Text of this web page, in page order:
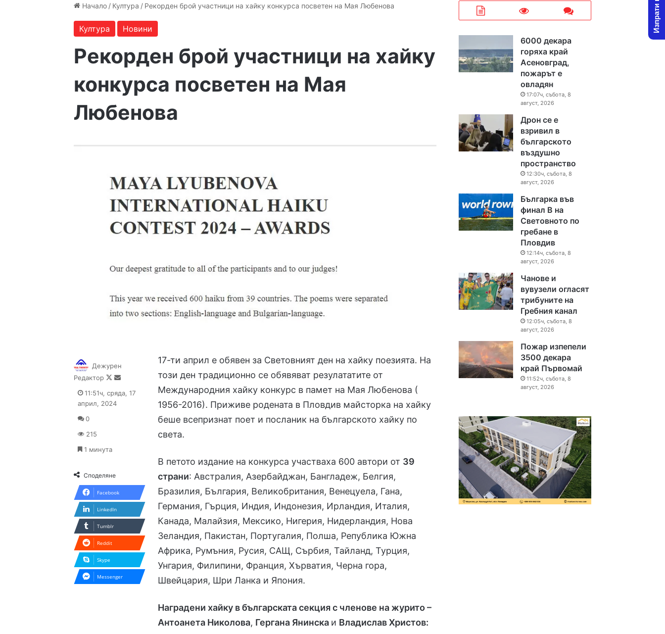
Начало / Култура / Рекорден брой участници на хайку конкурса посветен на Мая Любенова
Култура Новини
Рекорден брой участници на хайку
конкурса посветен на Мая
Любенова
17-ти април е обявен за Световният ден на хайку поезията. На
този ден традиционно се обявяват резулататите от
Международния хайку конкурс в памет на Мая Любенова (
1956-2016). Приживе родената в Пловдив майсторка на хайку
беше всепризнат поет и посланик на българското хайку по
света.
В петото издание на конкурса участваха 600 автори от 39
страни: Австралия, Азербайджан, Бангладеж, Белгия,
Бразилия, България, Великобритания, Венецуела, Гана,
Германия, Гърция, Индия, Индонезия, Ирландия, Италия,
Канада, Малайзия, Мексико, Нигерия, Нидерландия, Нова
Зеландия, Пакистан, Португалия, Полша, Република Южна
Африка, Румъния, Русия, САЩ, Сърбия, Тайланд, Турция,
Унгария, Филипини, Франция, Хърватия, Черна гора,
Швейцария, Шри Ланка и Япония.
Наградени хайку в българската секция с членове на журито –
Антоанета Николова, Гергана Янинска и Владислав Христов:
Дежурен
Редактор
Follow
X
Send
email
11:51ч, сряда, 17
април, 2024
0
215
1 минута
Споделяне
Facebook
LinkedIn
Tumblr
Reddit
Skype
Messenger
6000 декара
горяха край
Асеновград,
пожарът е
овладян
17:07ч, събота, 8
август, 2026
Дрон се е
взривил в
българското
въздушно
пространство
12:30ч, събота, 8
август, 2026
Българка във
финал B на
Световното по
гребане в
Пловдив
12:14ч, събота, 8
август, 2026
Чанове и
вувузели огласят
трибуните на
Гребния канал
12:05ч, събота, 8
август, 2026
Пожар изпепели
3500 декара
край Първомай
11:52ч, събота, 8
август, 2026